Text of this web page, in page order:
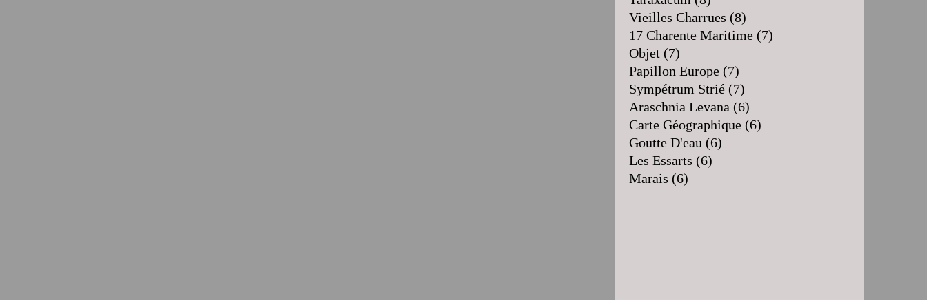
Vieilles Charrues (8)
17 Charente Maritime (7)
Objet (7)
Papillon Europe (7)
Sympétrum Strié (7)
Araschnia Levana (6)
Carte Géographique (6)
Goutte D'eau (6)
Les Essarts (6)
Marais (6)